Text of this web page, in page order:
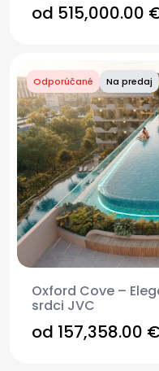
od 515,000.00
Odporúčané Na predaj
Oxford Cove –
srdci JVC
od 157,358.00